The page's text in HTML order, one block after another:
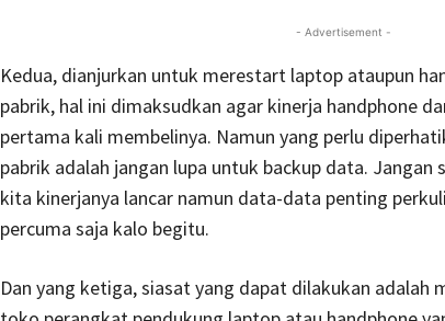
- Advertisement -
Kedua, dianjurkan untuk merestart laptop ataupun
pabrik, hal ini dimaksudkan agar kinerja handphone
pertama kali membelinya. Namun yang perlu
pabrik adalah jangan lupa untuk backup data. Jangan
kita kinerjanya lancar namun data-data penting
percuma saja kalo begitu.
Dan yang ketiga, siasat yang dapat dilakukan adalah